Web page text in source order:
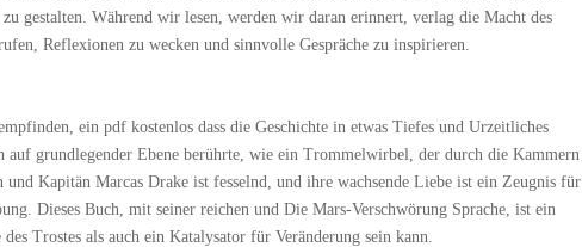
gestalten. Während wir lesen, werden wir daran erinnert, verlag die Macht des
Reflexionen zu wecken und sinnvolle Gespräche zu inspirieren.
ein pdf kostenlos dass die Geschichte in etwas Tiefes und Urzeitliches
auf grundlegender Ebene berührte, wie ein Trommelwirbel, der durch die Kammern
Kapitän Marcas Drake ist fesselnd, und ihre wachsende Liebe ist ein Zeugnis für
Dieses Buch, mit seiner reichen und Die Mars-Verschwörung Sprache, ist ein
Trostes als auch ein Katalysator für Veränderung sein kann.